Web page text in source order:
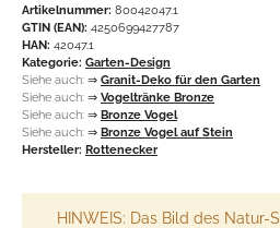
Artikelnummer: 80042047.1
GTIN (EAN): 4250699427787
HAN: 42047.1
Kategorie: Garten-Design
Siehe auch: ⇒ Granit-Deko für den Garten
Siehe auch: ⇒ Vogeltränke Bronze
Siehe auch: ⇒ Bronze Vogel
Siehe auch: ⇒ Bronze Vogel auf Stein
Hersteller: Rottenecker
HINWEIS: Das Bild des Natur-